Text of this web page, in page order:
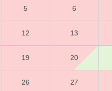
5 6
12 13
19 20
26 27